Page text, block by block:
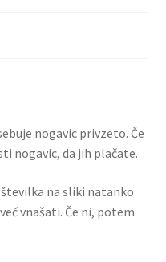
nogavic privzeto. Če
nogavic, da jih plačate.
na sliki natanko
vnašati. Če ni, potem